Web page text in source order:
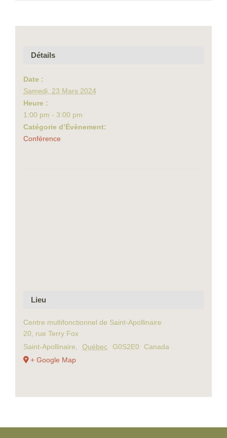
Détails
Date :
Samedi, 23 Mars 2024
Heure :
1:00 pm - 3:00 pm
Catégorie d’Évènement:
Conférence
Lieu
Centre multifonctionnel de Saint-Apollinaire
20, rue Terry Fox
Saint-Apollinaire
Québec G0S2E0
Canada
+ Google Map